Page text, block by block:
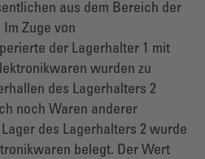
aus dem Bereich der
Zuge von
der Lagerhalter 1 mit
wurden zu
des Lagerhalters 2
noch Waren anderer
des Lagerhalters 2 wurde
belegt. Der Wert